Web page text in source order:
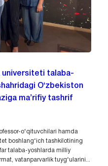
universiteti talaba-
O‘zbekiston
ma’rifiy tashrif
o‘qituvchilari hamda
boshlang‘ich tashkilotining
talaba-yoshlarda milliy
vatanparvarlik tuyg‘ularini...